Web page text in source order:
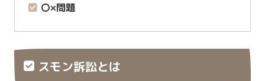
〇×問題
スモン訴訟とは